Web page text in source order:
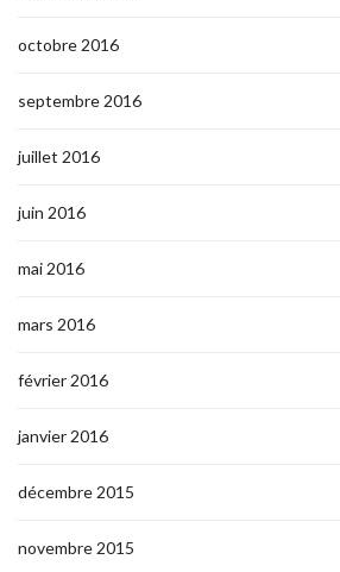
octobre 2016
septembre 2016
juillet 2016
juin 2016
mai 2016
mars 2016
février 2016
janvier 2016
décembre 2015
novembre 2015